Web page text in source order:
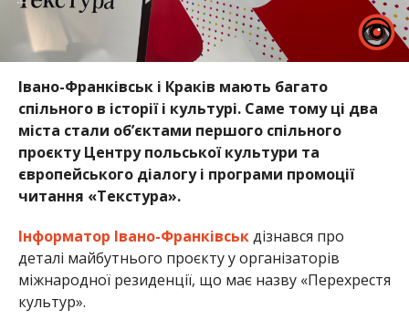
Івано-Франківськ і Краків мають багато
спільного в історії і культурі. Саме тому ці два
міста стали об’єктами першого спільного
проєкту Центру польської культури та
європейського діалогу і програми промоції
читання «Текстура».
Інформатор Івано-Франківськдізнався про
деталі майбутнього проєкту у організаторів
міжнародної резиденції, що має назву «Перехрестя
культур».